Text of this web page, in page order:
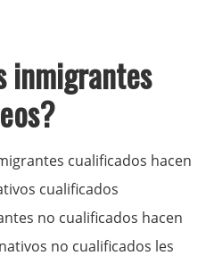
inmigrantes
cualificados hacen
cualificados
no cualificados hacen
no cualificados les